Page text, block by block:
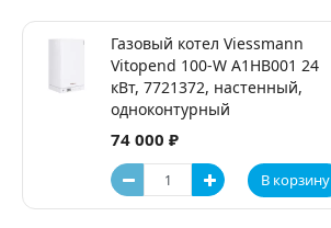
Газовый котел Viessmann
Vitopend 100-W A1HB001 24
кВт, 7721372, настенный,
одноконтурный
74 000 ₽
В корзину